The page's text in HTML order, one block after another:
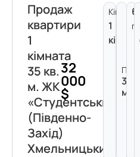
Продаж
квартири
1
кімната
35 кв.
м. ЖК
«Студентський»
(Південно-
Захід)
Хмельницький
32
000
$
Кімнат:
1
35
м²
6